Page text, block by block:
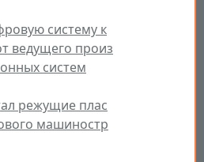
систему к
ведущего произ
систем
режущие плас
машиностр